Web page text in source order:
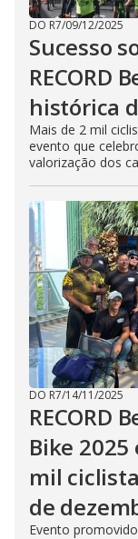
DO R7/09/12/2025
Sucesso
RECORD
histórica
Mais de 2 mil
evento que
valorização dos
DO R7/14/11/2025
RECORD
Bike
mil
de
Evento